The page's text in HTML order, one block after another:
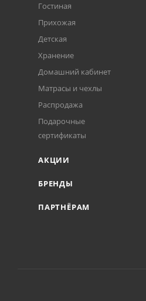
Гостиная
Прихожая
Детская
Хранение
Домашний кабинет
Матрасы и чехлы
Распродажа
Подарочные
сертификаты
АКЦИИ
БРЕНДЫ
ПАРТНЁРАМ